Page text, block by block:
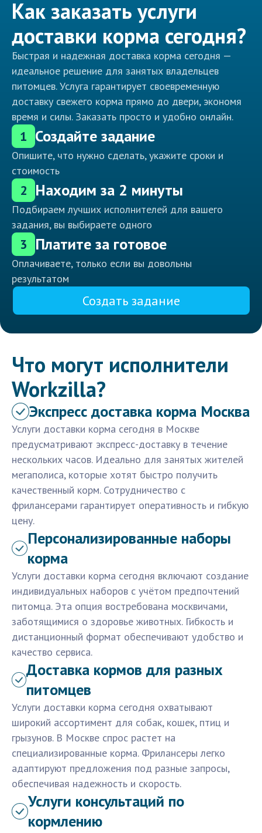
Как заказать услуги
доставки корма сегодня?
Быстрая и надежная доставка корма сегодня —
идеальное решение для занятых владельцев
питомцев. Услуга гарантирует своевременную
доставку свежего корма прямо до двери, экономя
время и силы. Заказать просто и удобно онлайн.
1 Создайте задание
Опишите, что нужно сделать, укажите сроки и
стоимость
2 Находим за 2 минуты
Подбираем лучших исполнителей для вашего
задания, вы выбираете одного
3 Платите за готовое
Оплачиваете, только если вы довольны
результатом
Создать задание
Что могут исполнители
Workzilla?
Экспресс доставка корма Москва
Услуги доставки корма сегодня в Москве
предусматривают экспресс-доставку в течение
нескольких часов. Идеально для занятых жителей
мегаполиса, которые хотят быстро получить
качественный корм. Сотрудничество с
фрилансерами гарантирует оперативность и гибкую
цену.
Персонализированные наборы
корма
Услуги доставки корма сегодня включают создание
индивидуальных наборов с учётом предпочтений
питомца. Эта опция востребована москвичами,
заботящимися о здоровье животных. Гибкость и
дистанционный формат обеспечивают удобство и
качество сервиса.
Доставка кормов для разных
питомцев
Услуги доставки корма сегодня охватывают
широкий ассортимент для собак, кошек, птиц и
грызунов. В Москве спрос растет на
специализированные корма. Фрилансеры легко
адаптируют предложения под разные запросы,
обеспечивая надежность и скорость.
Услуги консультаций по
кормлению